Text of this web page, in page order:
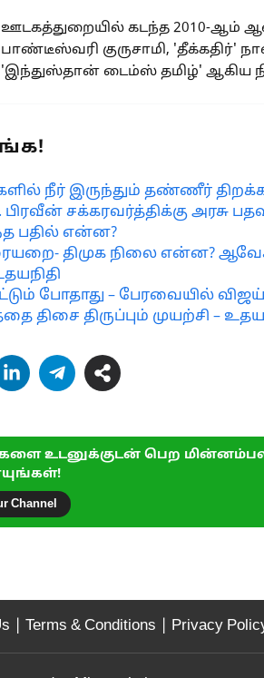
ஊடகத்துறையில் கடந்த 2010-ஆம்
பாண்டீஸ்வரி குருசாமி, 'தீக்கதிர்'
'இந்துஸ்தான் டைம்ஸ் தமிழ்' ஆகிய
நீர் இருந்தும் தண்ணீர்
சக்கரவர்த்திக்கு அரசு
பதில் என்ன?
திமுக நிலை என்ன?
போதாது – பேரவையில்
திசை திருப்பும் முயற்சி –
உடனுக்குடன் பெற
Channel
Terms & Conditions Privacy